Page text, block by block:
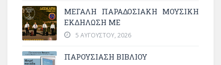
ΜΕΓΆΛΗ ΠΑΡΑΔΟΣΙΑΚΉ ΜΟΥΣΙΚΉ
ΕΚΔΉΛΩΣΗ ΜΕ
5 ΑΥΓΟΎΣΤΟΥ, 2026
ΠΑΡΟΥΣΙΑΣΗ ΒΙΒΛΙΟΥ